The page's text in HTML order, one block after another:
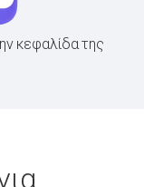
κεφαλίδα της